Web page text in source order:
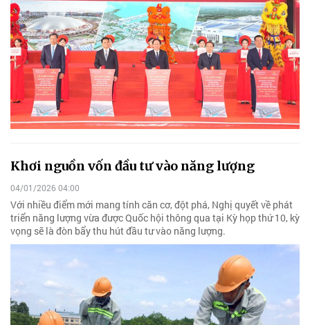
Khơi nguồn vốn đầu tư vào năng lượng
04/01/2026 04:00
Với nhiều điểm mới mang tính căn cơ, đột phá, Nghị quyết về phát
triển năng lượng vừa được Quốc hội thông qua tại Kỳ họp thứ 10, kỳ
vọng sẽ là đòn bẩy thu hút đầu tư vào năng lượng.